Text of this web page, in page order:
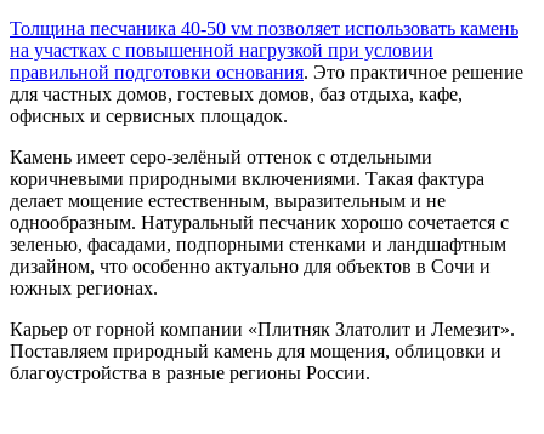
Толщина песчаника 40-50 vм позволяет использовать камень
на участках с повышенной нагрузкой при условии
правильной подготовки основания. Это практичное решение
для частных домов, гостевых домов, баз отдыха, кафе,
офисных и сервисных площадок.
Камень имеет серо-зелёный оттенок с отдельными
коричневыми природными включениями. Такая фактура
делает мощение естественным, выразительным и не
однообразным. Натуральный песчаник хорошо сочетается с
зеленью, фасадами, подпорными стенками и ландшафтным
дизайном, что особенно актуально для объектов в Сочи и
южных регионах.
Карьер от горной компании «Плитняк Златолит и Лемезит».
Поставляем природный камень для мощения, облицовки и
благоустройства в разные регионы России.